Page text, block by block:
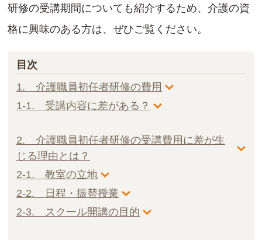
研修の受講期間についても紹介するため、介護の資
格に興味のある方は、ぜひご覧ください。
目次
1. 介護職員初任者研修の費用
1-1. 受講内容に差がある？
2. 介護職員初任者研修の受講費用に差が生
じる理由とは？
2-1. 教室の立地
2-2. 日程・振替授業
2-3. スクール開講の目的